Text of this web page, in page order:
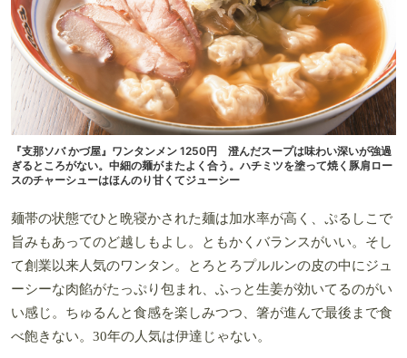
『支那ソバ かづ屋』ワンタンメン 1250円 澄んだスープは味わい深いが強過
ぎるところがない。中細の麺がまたよく合う。ハチミツを塗って焼く豚肩ロー
スのチャーシューはほんのり甘くてジューシー
麺帯の状態でひと晩寝かされた麺は加水率が高く、ぷるしこで
旨みもあってのど越しもよし。ともかくバランスがいい。そし
て創業以来人気のワンタン。とろとろプルルンの皮の中にジュ
ーシーな肉餡がたっぷり包まれ、ふっと生姜が効いてるのがい
い感じ。ちゅるんと食感を楽しみつつ、箸が進んで最後まで食
べ飽きない。30年の人気は伊達じゃない。